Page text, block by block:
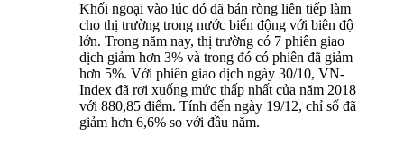
Khối ngoại vào lúc đó đã bán ròng liên tiếp làm
cho thị trường trong nước biến động với biên độ
lớn. Trong năm nay, thị trường có 7 phiên giao
dịch giảm hơn 3% và trong đó có phiên đã giảm
hơn 5%. Với phiên giao dịch ngày 30/10, VN-
Index đã rơi xuống mức thấp nhất của năm 2018
với 880,85 điểm. Tính đến ngày 19/12, chỉ số đã
giảm hơn 6,6% so với đầu năm.